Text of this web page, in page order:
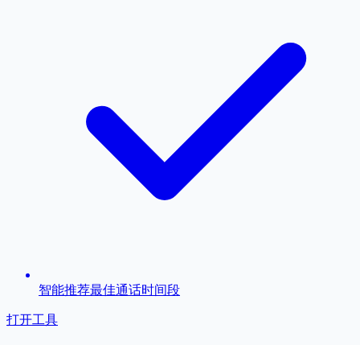
智能推荐最佳通话时间段
打开工具